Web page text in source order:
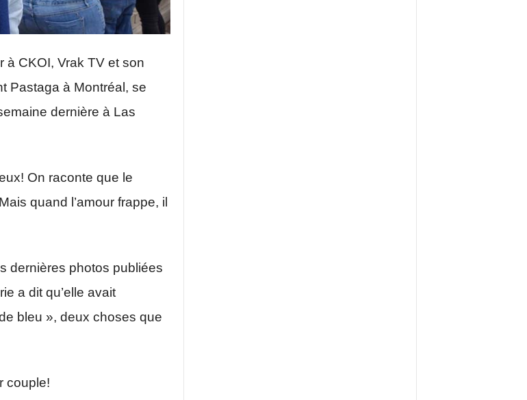
à CKOI, Vrak TV et son
Pastaga à Montréal, se
dernière à Las
On raconte que le
quand l’amour frappe, il
dernières photos publiées
a dit qu’elle avait
bleu », deux choses que
couple!